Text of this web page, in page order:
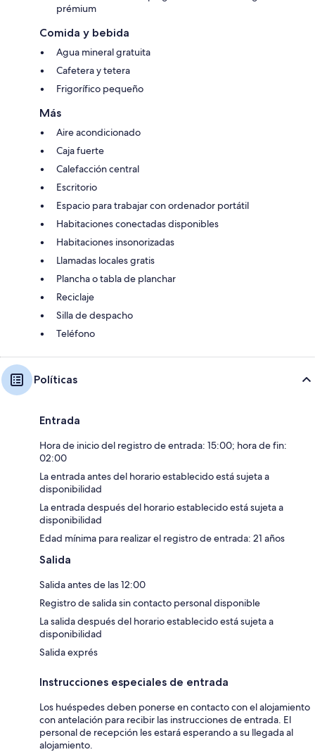
prémium
Comida y bebida
Agua mineral gratuita
Cafetera y tetera
Frigorífico pequeño
Más
Aire acondicionado
Caja fuerte
Calefacción central
Escritorio
Espacio para trabajar con ordenador portátil
Habitaciones conectadas disponibles
Habitaciones insonorizadas
Llamadas locales gratis
Plancha o tabla de planchar
Reciclaje
Silla de despacho
Teléfono
Políticas
Entrada
Hora de inicio del registro de entrada: 15:00; hora de fin:
02:00
La entrada antes del horario establecido está sujeta a
disponibilidad
La entrada después del horario establecido está sujeta a
disponibilidad
Edad mínima para realizar el registro de entrada: 21 años
Salida
Salida antes de las 12:00
Registro de salida sin contacto personal disponible
La salida después del horario establecido está sujeta a
disponibilidad
Salida exprés
Instrucciones especiales de entrada
Los huéspedes deben ponerse en contacto con el alojamiento
con antelación para recibir las instrucciones de entrada. El
personal de recepción les estará esperando a su llegada al
alojamiento.